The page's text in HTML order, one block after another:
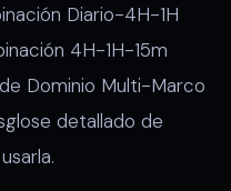
Diario-4H-1H
4H-1H-15m
Dominio Multi-Marco
detallado de